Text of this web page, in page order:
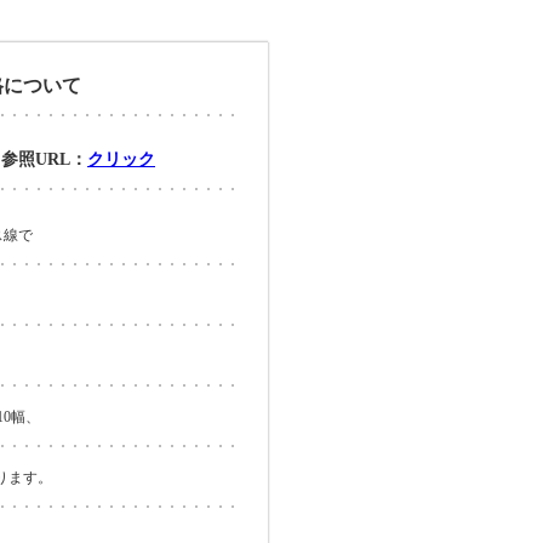
について
URL： クリック
線で
幅、
す。